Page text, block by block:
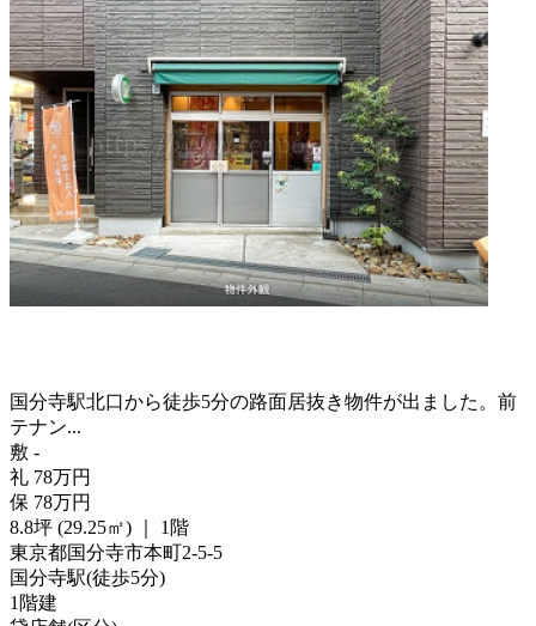
国分寺駅北口から徒歩5分の路面居抜き物件が出ました。前
テナン...
敷 -
礼 78万円
保 78万円
8.8坪 (29.25㎡)
1階
東京都国分寺市本町2-5-5
国分寺駅(徒歩5分)
1階建